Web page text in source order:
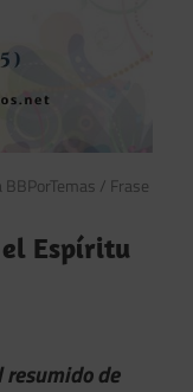
BBPorTemas / Frase
el Espíritu
de